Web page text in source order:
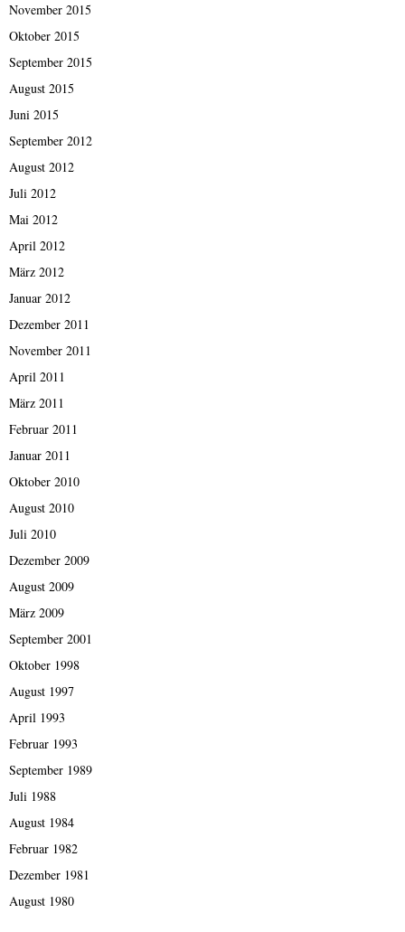
November 2015
Oktober 2015
September 2015
August 2015
Juni 2015
September 2012
August 2012
Juli 2012
Mai 2012
April 2012
März 2012
Januar 2012
Dezember 2011
November 2011
April 2011
März 2011
Februar 2011
Januar 2011
Oktober 2010
August 2010
Juli 2010
Dezember 2009
August 2009
März 2009
September 2001
Oktober 1998
August 1997
April 1993
Februar 1993
September 1989
Juli 1988
August 1984
Februar 1982
Dezember 1981
August 1980